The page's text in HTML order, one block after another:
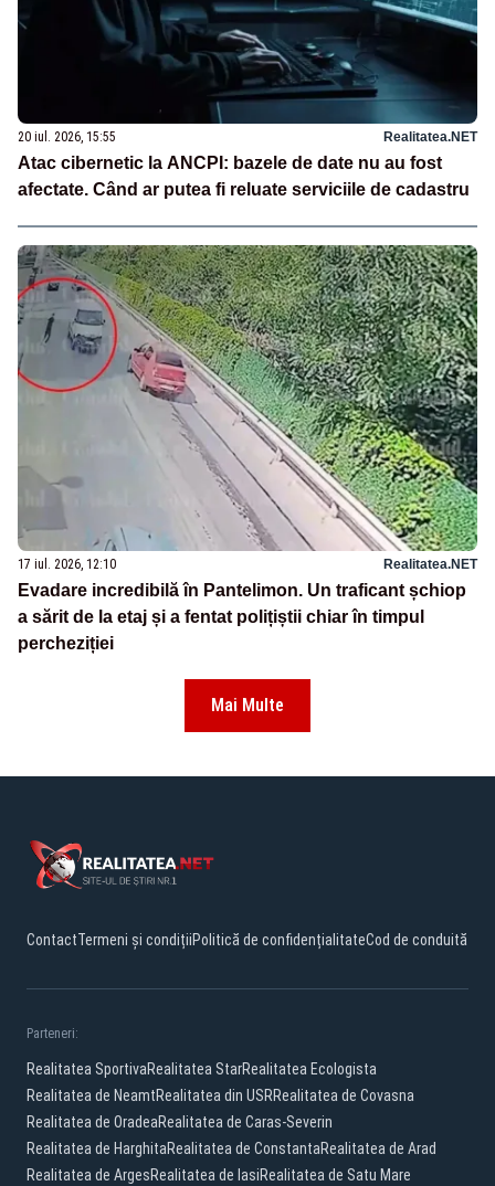
20 iul. 2026, 15:55 Realitatea.NET
Atac cibernetic la ANCPI: bazele de date nu au fost
afectate. Când ar putea fi reluate serviciile de cadastru
17 iul. 2026, 12:10 Realitatea.NET
Evadare incredibilă în Pantelimon. Un traficant șchiop
a sărit de la etaj și a fentat polițiștii chiar în timpul
percheziției
Mai Multe
ContactTermeni și condițiiPolitică de confidențialitateCod de conduită
Parteneri:
Realitatea SportivaRealitatea StarRealitatea Ecologista
Realitatea de NeamtRealitatea din USRRealitatea de Covasna
Realitatea de OradeaRealitatea de Caras-Severin
Realitatea de HarghitaRealitatea de ConstantaRealitatea de Arad
Realitatea de ArgesRealitatea de IasiRealitatea de Satu Mare